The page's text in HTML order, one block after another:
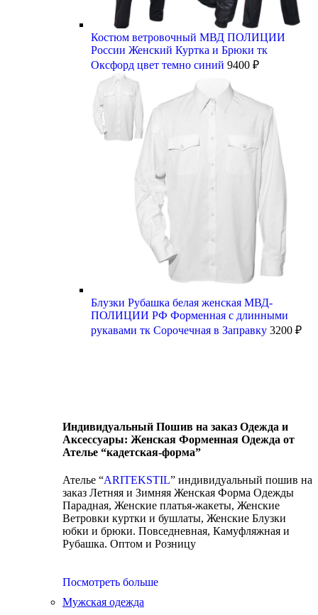
Костюм ветровочный МВД ПОЛИЦИИ
России Женский Куртка и Брюки тк
Оксфорд цвет темно синий 9400 ₽
Блузки Рубашка белая женская МВД-
ПОЛИЦИИ РФ Форменная с длинными
рукавами тк Сорочечная в Заправку 3200 ₽
Индивидуальный Пошив на заказ Одежда и
Аксессуары: Женская Форменная Одежда от
Ателье “кадетская-форма”
Ателье “ARITEKSTIL” индивидуальный пошив на
заказ Летняя и Зимняя Женская Форма Одежды
Парадная, Женские платья-жакеты, Женские
Ветровки куртки и бушлаты, Женские Блузки
юбки и брюки. Повседневная, Камуфляжная и
Рубашка. Оптом и Розницу
Посмотреть больше
Мужская одежда